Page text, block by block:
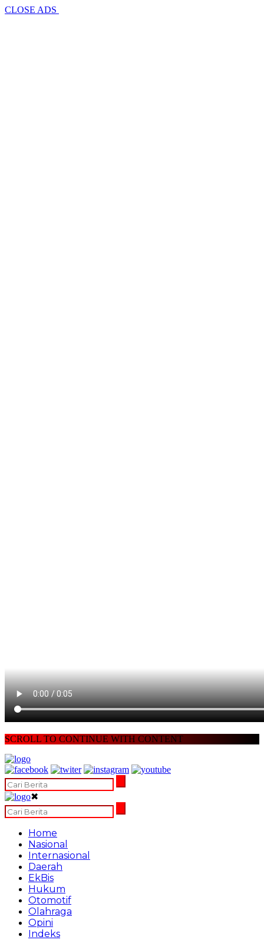
CLOSE ADS
SCROLL TO CONTINUE WITH CONTENT
✖
Home
Nasional
Internasional
Daerah
EkBis
Hukum
Otomotif
Olahraga
Opini
Indeks